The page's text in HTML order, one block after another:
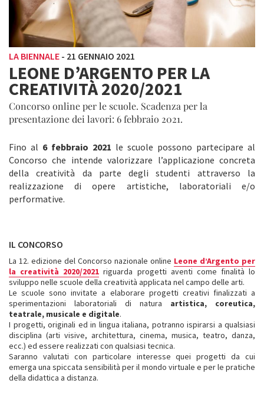
LA BIENNALE - 21 GENNAIO 2021
LEONE D’ARGENTO PER LA
CREATIVITÀ 2020/2021
Concorso online per le scuole. Scadenza per la
presentazione dei lavori: 6 febbraio 2021.
Fino al 6 febbraio 2021 le scuole possono partecipare al
Concorso che intende valorizzare l’applicazione concreta
della creatività da parte degli studenti attraverso la
realizzazione di opere artistiche, laboratoriali e/o
performative.
IL CONCORSO
La 12. edizione del Concorso nazionale online Leone d’Argento per
la creatività 2020/2021 riguarda progetti aventi come finalità lo
sviluppo nelle scuole della creatività applicata nel campo delle arti.
Le scuole sono invitate a elaborare progetti creativi finalizzati a
sperimentazioni laboratoriali di natura artistica, coreutica,
teatrale, musicale e digitale.
I progetti, originali ed in lingua italiana, potranno ispirarsi a qualsiasi
disciplina (arti visive, architettura, cinema, musica, teatro, danza,
ecc.) ed essere realizzati con qualsiasi tecnica.
Saranno valutati con particolare interesse quei progetti da cui
emerga una spiccata sensibilità per il mondo virtuale e per le pratiche
della didattica a distanza.